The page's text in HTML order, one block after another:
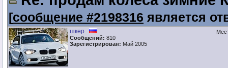
[сообщение #2198316 является
шкер
Сообщений: 810
Зарегистрирован: Май 2005